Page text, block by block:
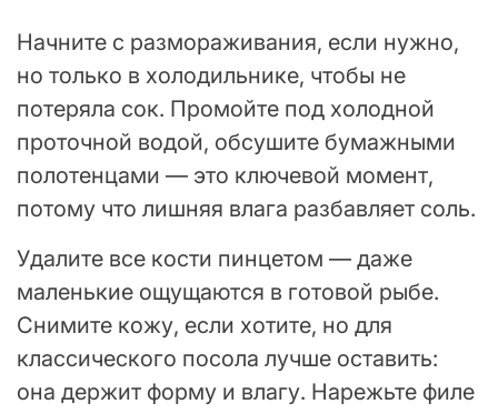
Начните с размораживания, если нужно,
но только в холодильнике, чтобы не
потеряла сок. Промойте под холодной
проточной водой, обсушите бумажными
полотенцами — это ключевой момент,
потому что лишняя влага разбавляет соль.
Удалите все кости пинцетом — даже
маленькие ощущаются в готовой рыбе.
Снимите кожу, если хотите, но для
классического посола лучше оставить:
она держит форму и влагу. Нарежьте филе